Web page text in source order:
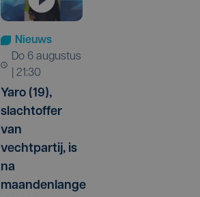
Nieuws
do 6 augustus
| 21:30
Yaro (19),
slachtoffer
van
vechtpartij, is
na
maandenlange